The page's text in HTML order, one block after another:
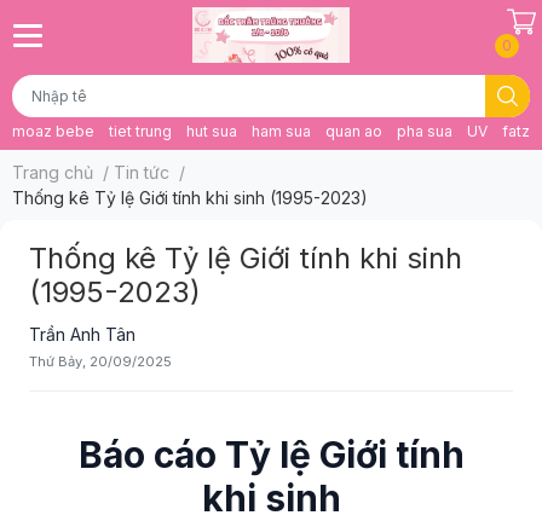
moaz bebe tiet trung hut sua ham sua quan ao pha sua UV fatz
0
Trang chủ / Tin tức /
Thống kê Tỷ lệ Giới tính khi sinh (1995-2023)
Thống kê Tỷ lệ Giới tính khi sinh
(1995-2023)
Trần Anh Tân
Thứ Bảy, 20/09/2025
Báo cáo Tỷ lệ Giới tính
khi sinh